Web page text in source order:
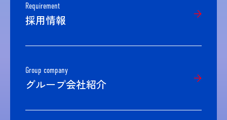
Requirement
採用情報
Group company
グループ会社紹介